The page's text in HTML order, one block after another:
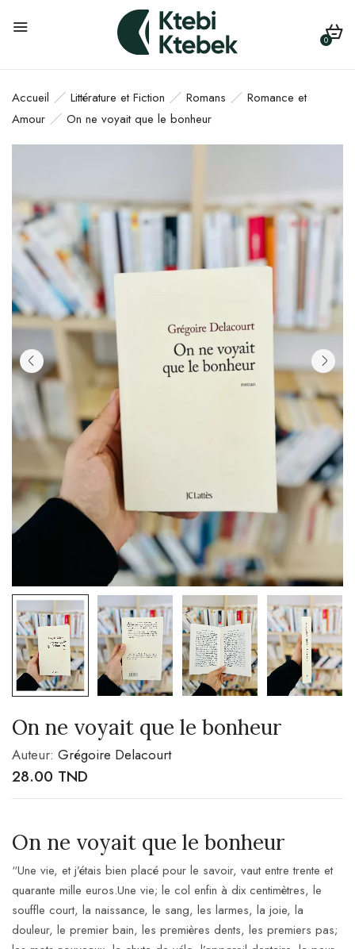
0
Accueil Littérature et Fiction Romans
Romance et
Amour
On ne voyait que le bonheur
On ne voyait que le bonheur
Auteur: Grégoire Delacourt
28.00 TND
On ne voyait que le bonheur
“Une vie, et j’étais bien placé pour le savoir, vaut entre trente et
quarante mille euros.Une vie; le col enfin à dix centimètres, le
souffle court, la naissance, le sang, les larmes, la joie, la
douleur, le premier bain, les premières dents, les premiers pas;